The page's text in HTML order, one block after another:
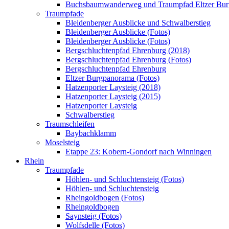
Buchsbaumwanderweg und Traumpfad Eltzer
Traumpfade
Bleidenberger Ausblicke und Schwalberstieg
Bleidenberger Ausblicke (Fotos)
Bleidenberger Ausblicke (Fotos)
Bergschluchtenpfad Ehrenburg (2018)
Bergschluchtenpfad Ehrenburg (Fotos)
Bergschluchtenpfad Ehrenburg
Eltzer Burgpanorama (Fotos)
Hatzenporter Laysteig (2018)
Hatzenporter Laysteig (2015)
Hatzenporter Laysteig
Schwalberstieg
Traumschleifen
Baybachklamm
Moselsteig
Etappe 23: Kobern-Gondorf nach Winningen
Rhein
Traumpfade
Höhlen- und Schluchtensteig (Fotos)
Höhlen- und Schluchtensteig
Rheingoldbogen (Fotos)
Rheingoldbogen
Saynsteig (Fotos)
Wolfsdelle (Fotos)